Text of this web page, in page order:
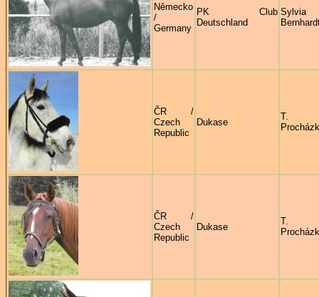
Německo
/
Germany
PK Club
Deutschland
Sylvia
ČR /
Czech
Republic
Dukase
T.
ČR /
Czech
Republic
Dukase
T.